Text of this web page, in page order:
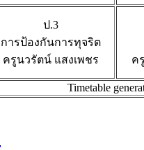
ป.3
การป้องกันการทุจริต
ครูนวรัตน์ แสงเพชร
ค
Timetable